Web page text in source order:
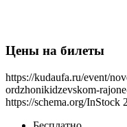
Цены на билеты
https://kudaufa.ru/event/
ordzhonikidzevskom-
https://schema.org/InStock